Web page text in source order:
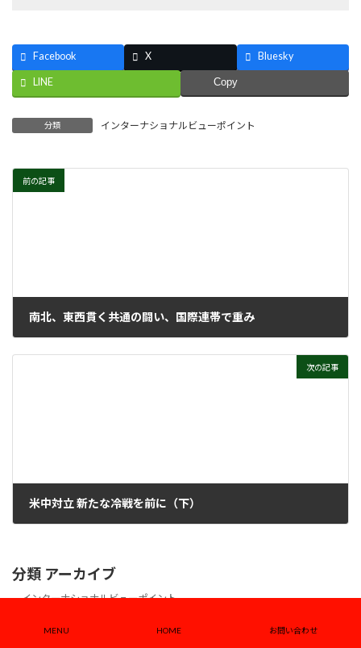
Facebook X Bluesky
LINE Copy
分類 インターナショナルビューポイント
前の記事
南北、東西貫く共通の闘い、国際連帯で重み
次の記事
米中対立 新たな冷戦を前に（下）
分類 アーカイブ
インターナショナルビューポイント
リンクMENU HOME お問い合わせ